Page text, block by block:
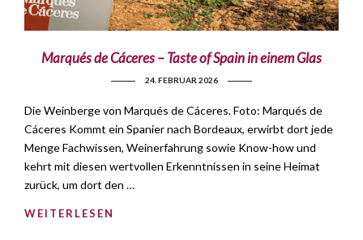
Marqués de Cáceres – Taste of Spain in einem Glas
24. FEBRUAR 2026
Die Weinberge von Marqués de Cáceres. Foto: Marqués de
Cáceres Kommt ein Spanier nach Bordeaux, erwirbt dort jede
Menge Fachwissen, Weinerfahrung sowie Know-how und
kehrt mit diesen wertvollen Erkenntnissen in seine Heimat
zurück, um dort den …
WEITERLESEN